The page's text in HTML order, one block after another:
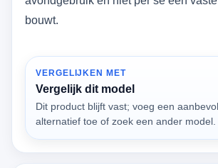
bouwt.
VERGELIJKEN MET
Vergelijk dit model
Dit product blijft vast; voeg een
alternatief toe of zoek een ander model.